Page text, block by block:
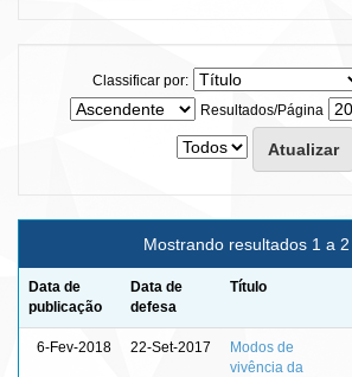
Classificar por:
Resultados/Página
Mostrando resultados 1 a
Data de
publicação
Data de
defesa
Título
6-Fev-2018 22-Set-2017
Modos de
vivência da